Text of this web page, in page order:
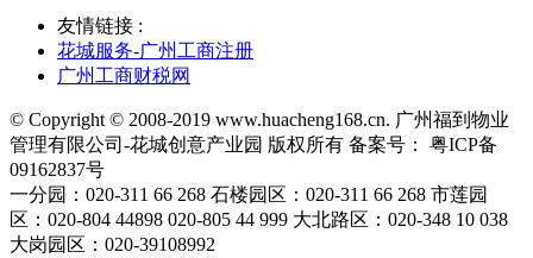
友情链接 :
花城服务-广州工商注册
广州工商财税网
© Copyright © 2008-2019 www.huacheng168.cn. 广州福到物业
管理有限公司-花城创意产业园 版权所有 备案号： 粤ICP备
09162837号
一分园：020-311 66 268 石楼园区：020-311 66 268 市莲园
区：020-804 44898 020-805 44 999 大北路区：020-348 10 038
大岗园区：020-39108992